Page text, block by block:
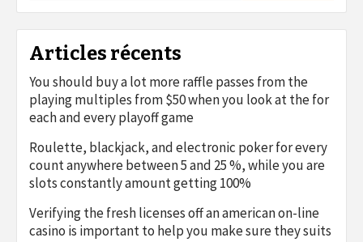
Articles récents
You should buy a lot more raffle passes from the
playing multiples from $50 when you look at the for
each and every playoff game
Roulette, blackjack, and electronic poker for every
count anywhere between 5 and 25 %, while you are
slots constantly amount getting 100%
Verifying the fresh licenses off an american on-line
casino is important to help you make sure they suits